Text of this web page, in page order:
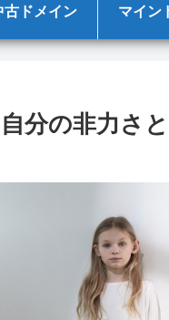
古ドメイン マイン
自分の非力さ